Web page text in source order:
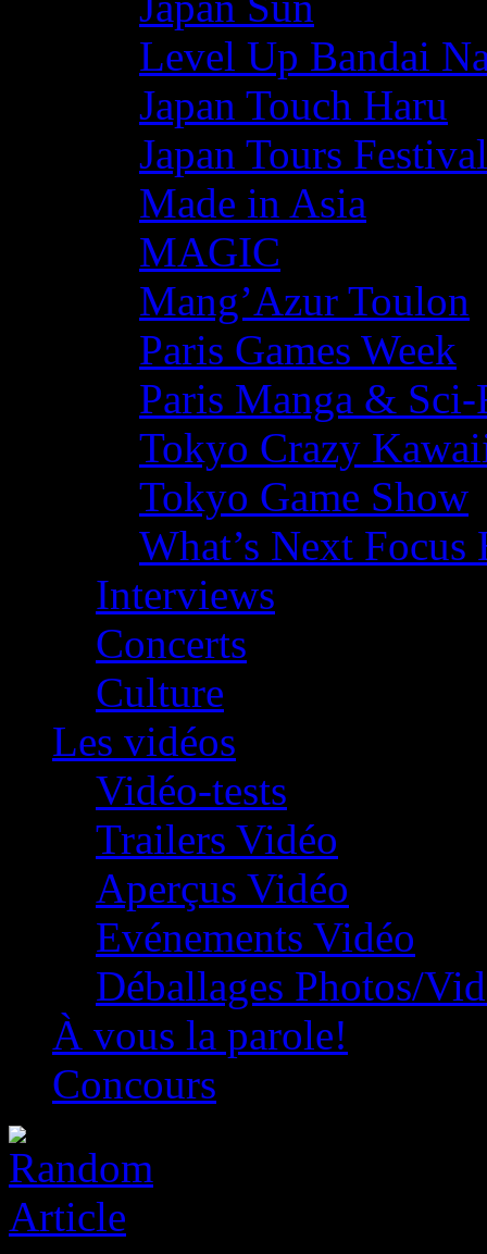
Level Up Bandai
Japan Touch Haru
Japan Tours Festival
Made in Asia
MAGIC
Mang’Azur Toulon
Paris Games Week
Paris Manga &
Tokyo Crazy
Tokyo Game Show
What’s Next
Interviews
Concerts
Culture
Les vidéos
Vidéo-tests
Trailers Vidéo
Aperçus Vidéo
Evénements Vidéo
Déballages Photos/
À vous la parole!
Concours